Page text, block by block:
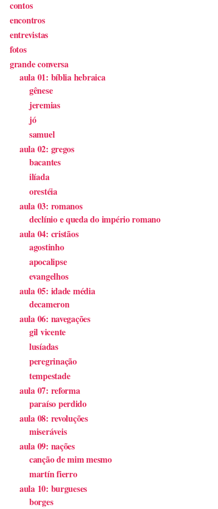
contos
encontros
entrevistas
fotos
grande conversa
aula 01: bíblia hebraica
gênese
jeremias
jó
samuel
aula 02: gregos
bacantes
ilíada
orestéia
aula 03: romanos
declínio e queda do império romano
aula 04: cristãos
agostinho
apocalipse
evangelhos
aula 05: idade média
decameron
aula 06: navegações
gil vicente
lusíadas
peregrinação
tempestade
aula 07: reforma
paraíso perdido
aula 08: revoluções
miseráveis
aula 09: nações
canção de mim mesmo
martín fierro
aula 10: burgueses
borges